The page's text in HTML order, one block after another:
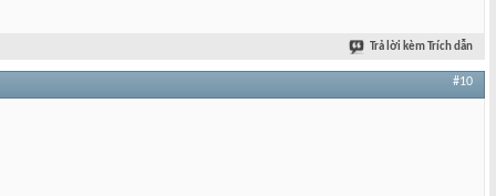
Trả lời kèm Trích dẫn
#10